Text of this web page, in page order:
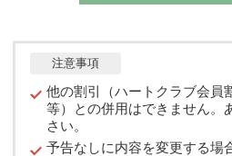
注意事項
他の割引（ハートクラブ会員
等）との併用はできません。
さい。
予告なしに内容を変更する場